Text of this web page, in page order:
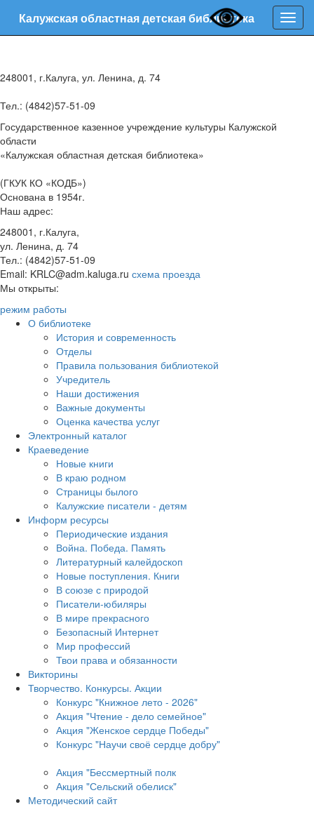
Калужская областная детская библиотека
248001, г.Калуга, ул. Ленина, д. 74
Тел.: (4842)57-51-09
Государственное казенное учреждение культуры Калужской
области
«Калужская областная детская библиотека»
(ГКУК КО «КОДБ»)
Основана в 1954г.
Наш адрес:
248001, г.Калуга,
ул. Ленина, д. 74
Тел.: (4842)57-51-09
Email: KRLC@adm.kaluga.ru схема проезда
Мы открыты:
режим работы
О библиотеке
История и современность
Отделы
Правила пользования библиотекой
Учредитель
Наши достижения
Важные документы
Оценка качества услуг
Электронный каталог
Краеведение
Новые книги
В краю родном
Страницы былого
Калужские писатели - детям
Информ ресурсы
Периодические издания
Война. Победа. Память
Литературный калейдоскоп
Новые поступления. Книги
В союзе с природой
Писатели-юбиляры
В мире прекрасного
Безопасный Интернет
Мир профессий
Твои права и обязанности
Викторины
Творчество. Конкурсы. Акции
Конкурс "Книжное лето - 2026"
Акция "Чтение - дело семейное"
Акция "Женское сердце Победы"
Конкурс "Научи своё сердце добру"
Акция "Бессмертный полк
Акция "Сельский обелиск"
Методический сайт